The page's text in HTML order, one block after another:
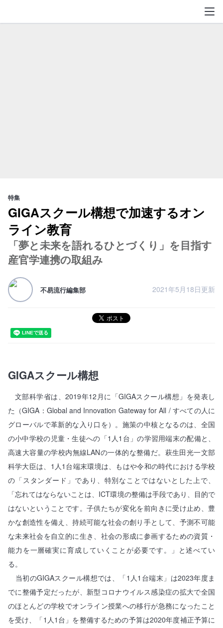
特集
GIGAスクール構想で加速するオン
ライン教育
「夢と未来を語れるひとづくり」を目指す
産官学連携の取組み
不易流行編集部 2021年5月18日更新
GIGAスクール構想
文部科学省は、2019年12月に「GIGAスクール構想」を発表し
た（GIGA：Global and Innovation Gateway for All / すべての人に
グローバルで革新的な入り口を）。施策の中核となるのは、全国
の小中学校の児童・生徒への「1人1台」の学習用端末の配備と、
高速大容量の学校内無線LANの一体的な整備だ。萩生田光一文部
科学大臣は、1人1台端末環境は、もはや令和の時代における学校
の「スタンダード」であり、特別なことではないとした上で、
「忘れてはならないことは、ICT環境の整備は手段であり、目的で
はないということです。子供たちが変化を前向きに受け止め、豊
かな創造性を備え、持続可能な社会の創り手として、予測不可能
な未来社会を自立的に生き、社会の形成に参画するための資質・
能力を一層確実に育成していくことが必要です。」と述べてい
る。
当初のGIGAスクール構想では、「1人1台端末」は2023年度ま
でに整備予定だったが、新型コロナウイルス感染症の拡大で全国
のほとんどの学校でオンライン授業への移行が急務になったこと
を受け、「1人1台」を整備するための予算は2020年度補正予算に